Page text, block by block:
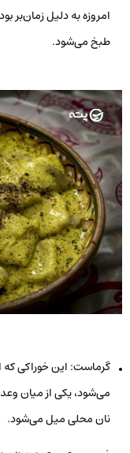
امروزه به دلیل
طبخ می‌شود.
گرماست: این خوراکی
می‌شود، یکی از میان
نان محلی میل می‌شود.